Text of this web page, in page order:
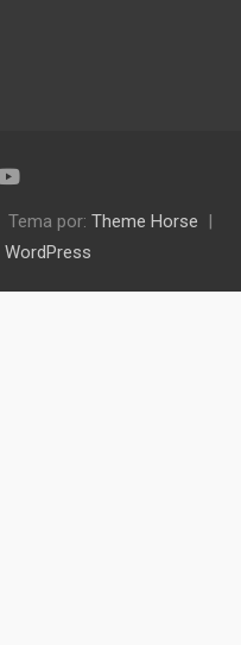
Tema por: Theme Horse
WordPress